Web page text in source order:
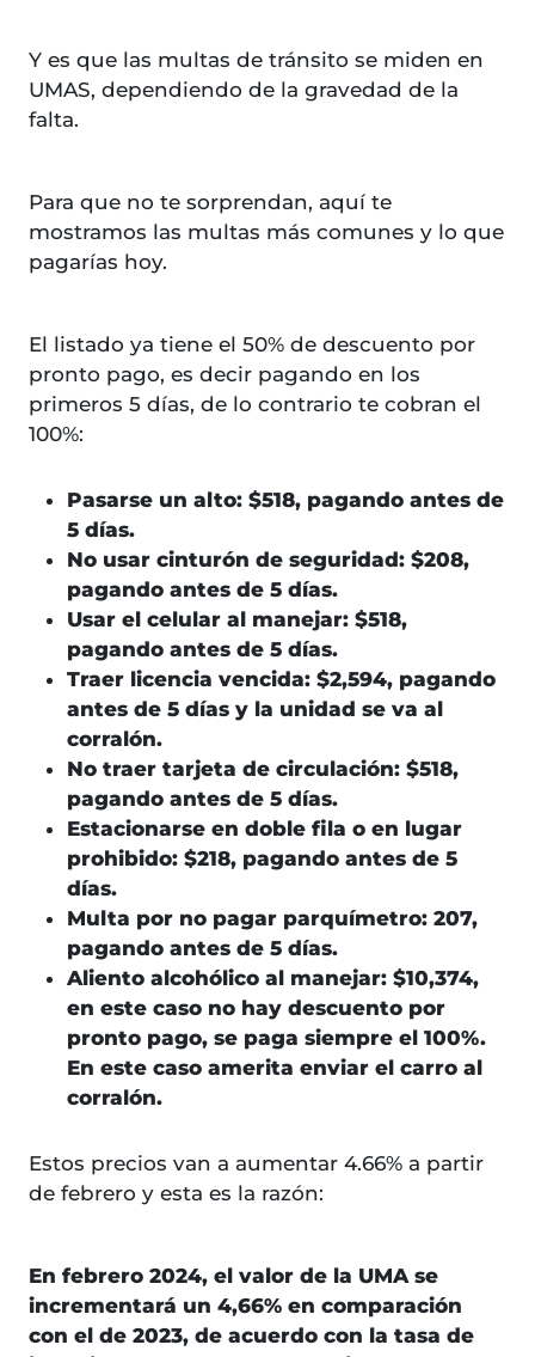
Y es que las multas de tránsito se miden en
UMAS, dependiendo de la gravedad de la
falta.
Para que no te sorprendan, aquí te
mostramos las multas más comunes y lo que
pagarías hoy.
El listado ya tiene el 50% de descuento por
pronto pago, es decir pagando en los
primeros 5 días, de lo contrario te cobran el
100%:
Pasarse un alto: $518, pagando antes de
5 días.
No usar cinturón de seguridad: $208,
pagando antes de 5 días.
Usar el celular al manejar: $518,
pagando antes de 5 días.
Traer licencia vencida: $2,594, pagando
antes de 5 días y la unidad se va al
corralón.
No traer tarjeta de circulación: $518,
pagando antes de 5 días.
Estacionarse en doble fila o en lugar
prohibido: $218, pagando antes de 5
días.
Multa por no pagar parquímetro: 207,
pagando antes de 5 días.
Aliento alcohólico al manejar: $10,374,
en este caso no hay descuento por
pronto pago, se paga siempre el 100%.
En este caso amerita enviar el carro al
corralón.
Estos precios van a aumentar 4.66% a partir
de febrero y esta es la razón:
En febrero 2024, el valor de la UMA se
incrementará un 4,66% en comparación
con el de 2023, de acuerdo con la tasa de